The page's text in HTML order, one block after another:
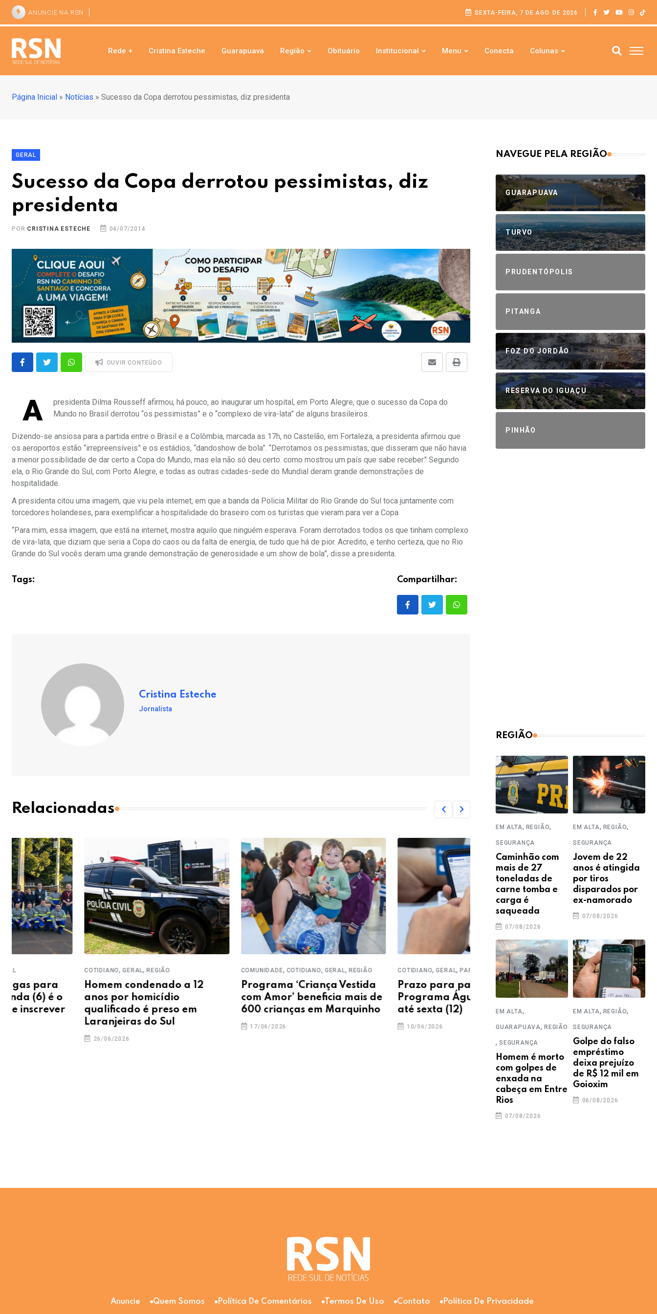
ANUNCIE NA RSN SEXTA-FEIRA, 7 DE AGO. DE 2026
Rede + Cristina Esteche Guarapuava Região Obituário Institucional Menu Conecta Colunas
Página Inicial » Notícias » Sucesso da Copa derrotou pessimistas, diz presidenta
GERAL
Sucesso da Copa derrotou pessimistas, diz
presidenta
POR CRISTINA ESTECHE 04/07/2014
OUVIR CONTEÚDO
A
presidenta Dilma Rousseff afirmou, há pouco, ao inaugurar um hospital, em Porto Alegre, que o sucesso da Copa do
Mundo no Brasil derrotou “os pessimistas” e o “complexo de vira-lata” de alguns brasileiros.
Dizendo-se ansiosa para a partida entre o Brasil e a Colômbia, marcada as 17h, no Castelão, em Fortaleza, a presidenta afirmou que
os aeroportos estão “irrepreensíveis” e os estádios, “dandoshow de bola”. “Derrotamos os pessimistas, que disseram que não havia
a menor possiblidade de dar certo a Copa do Mundo, mas ela não só deu certo. como mostrou um país que sabe receber." Segundo
ela, o Rio Grande do Sul, com Porto Alegre, e todas as outras cidades-sede do Mundial deram grande demonstrações de
hospitalidade.
A presidenta citou uma imagem, que viu pela internet, em que a banda da Policia Militar do Rio Grande do Sul toca juntamente com
torcedores holandeses, para exemplificar a hospitalidade do braseiro com os turistas que vieram para ver a Copa.
“Para mim, essa imagem, que está na internet, mostra aquilo que ninguém esperava. Foram derrotados todos os que tinham complexo
de vira-lata, que diziam que seria a Copa do caos ou da falta de energia, de tudo que há de pior. Acredito, e tenho certeza, que no Rio
Grande do Sul vocês deram uma grande demonstração de generosidade e um show de bola”, disse a presidenta.
Tags: Compartilhar:
Cristina Esteche
Jornalista
Relacionadas
COTIDIANO REGIÃO
Homem condenado a 12
anos por homicídio
qualificado é preso em
Laranjeiras do Sul
COMUNIDADE COTIDIANO,GERAL,REGIÃO
Programa ‘Criança Vestida
com Amor’ beneficia mais de
600 crianças em Marquinho
COTIDIANO,GERAL PARANÁ
Prazo para participar do
Programa Água em Dia + é
até sexta (12)
COTIDIANO,ECONOMIA,GERAL,GUARAPUAVA
Prazo para pagar IPTU com
desconto termina nesta
quarta (10)
09/06/2026
NAVEGUE PELA REGIÃO
GUARAPUAVA
TURVO
PRUDENTÓPOLIS
PITANGA
FOZ DO JORDÃO
RESERVA DO IGUAÇU
PINHÃO
REGIÃO
EM ALTA, REGIÃO,
SEGURANÇA
Caminhão com
mais de 27
toneladas de
carne tomba e
carga é
saqueada
07/08/2026
EM ALTA, REGIÃO,
SEGURANÇA
Jovem de 22
anos é atingida
por tiros
disparados por
ex-namorado
07/08/2026
EM ALTA,
GUARAPUAVA, REGIÃO
, SEGURANÇA
Homem é morto
com golpes de
enxada na
cabeça em Entre
Rios
07/08/2026
EM ALTA, REGIÃO,
SEGURANÇA
Golpe do falso
empréstimo
deixa prejuízo
de R$ 12 mil em
Goioxim
06/08/2026
Anuncie Quem Somos Política De Comentários Termos De Uso Contato Política De Privacidade